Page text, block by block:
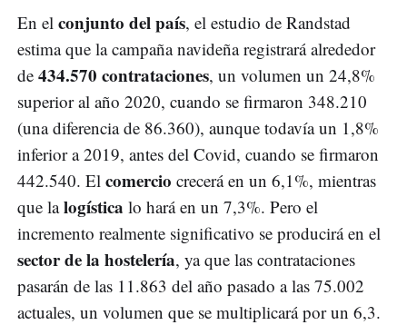
En el conjunto del país, el estudio de Randstad
estima que la campaña navideña registrará alrededor
de 434.570 contrataciones, un volumen un 24,8%
superior al año 2020, cuando se firmaron 348.210
(una diferencia de 86.360), aunque todavía un 1,8%
inferior a 2019, antes del Covid, cuando se firmaron
442.540. El comercio crecerá en un 6,1%, mientras
que lalogística lo hará en un 7,3%. Pero el
incremento realmente significativo se producirá en el
sector de la hostelería, ya que las contrataciones
pasarán de las 11.863 del año pasado a las 75.002
actuales, un volumen que se multiplicará por un 6,3.